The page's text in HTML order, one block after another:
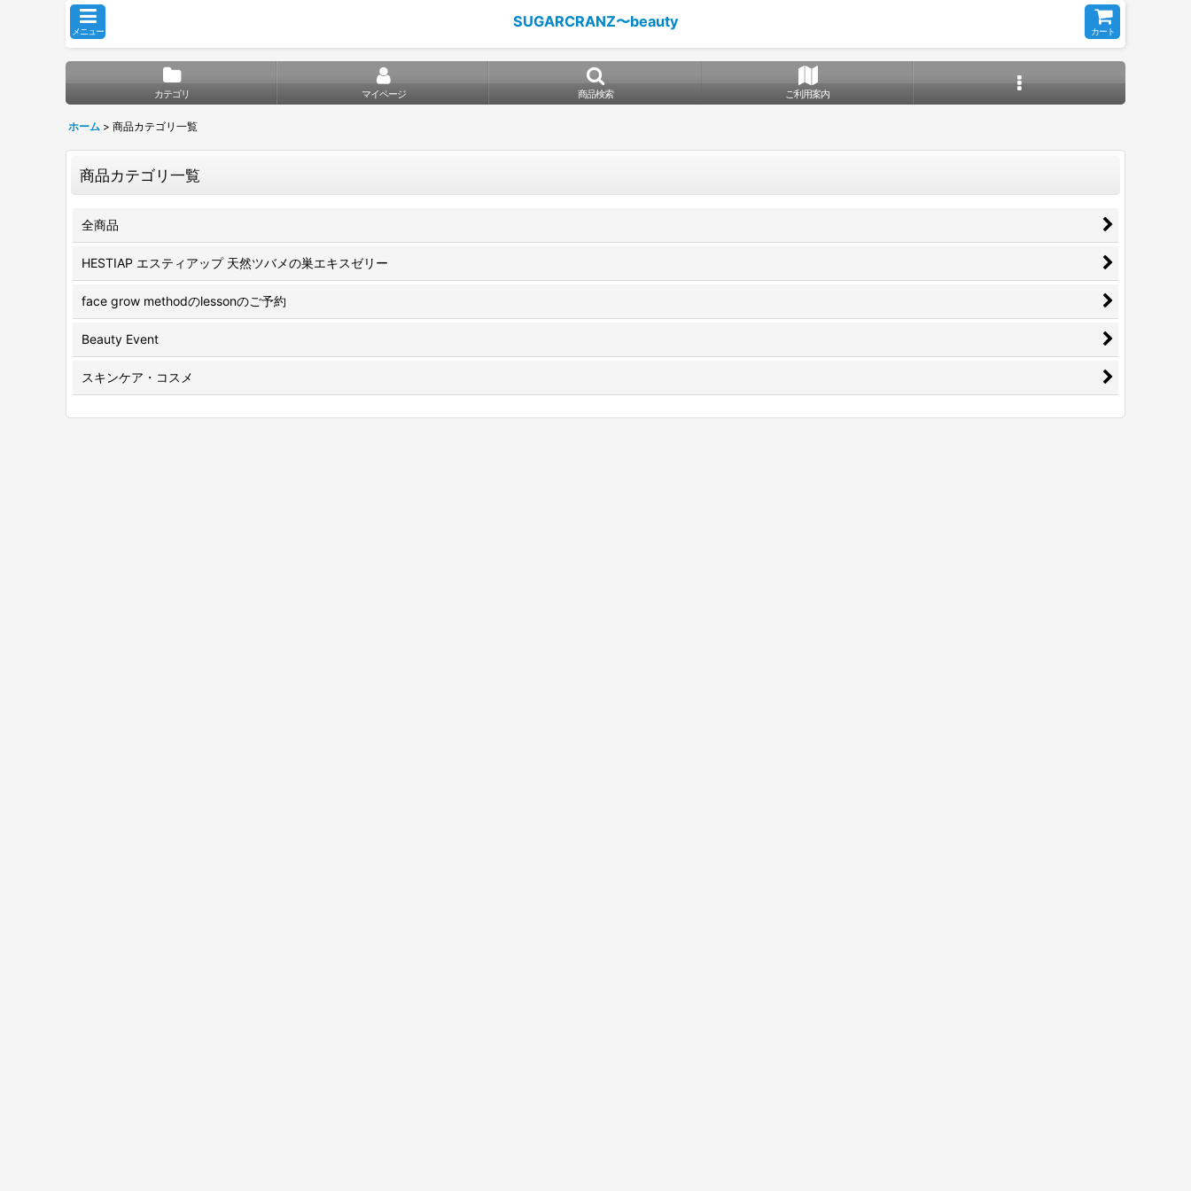
メニュー
SUGARCRANZ〜beauty
カート
カテゴリ マイページ 商品検索 ご利用案内
ホーム > 商品カテゴリ一覧
商品カテゴリ一覧
全商品
HESTIAP エスティアップ 天然ツバメの巣エキスゼリー
face grow methodのlessonのご予約
Beauty Event
スキンケア・コスメ